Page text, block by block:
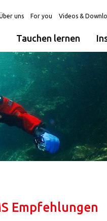
uns For you Videos &
Tauchen lernen
Empfehlungen